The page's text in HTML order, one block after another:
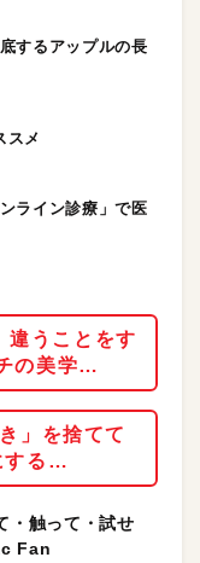
するアップルの長
スメ
ライン診療」で医
違うことをす
の美学…
」を捨てて
する…
・触って・試せ
Fan